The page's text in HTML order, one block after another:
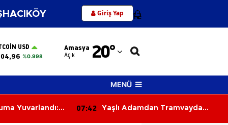
Giriş Yap 12
USD
%0.998
Amasya
Açık 20°
Adana
Adıyaman
Ağrı
Amasya
MENÜ
Yuvarlandı:
07:42
Yaşlı Adamdan Tramvayda